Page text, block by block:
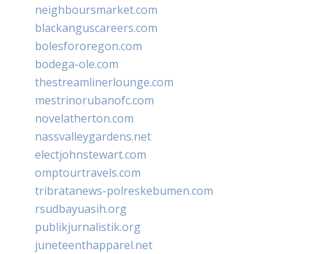
neighboursmarket.com
blackanguscareers.com
bolesfororegon.com
bodega-ole.com
thestreamlinerlounge.com
mestrinorubanofc.com
novelatherton.com
nassvalleygardens.net
electjohnstewart.com
omptourtravels.com
tribratanews-polreskebumen.com
rsudbayuasih.org
publikjurnalistik.org
juneteenthapparel.net